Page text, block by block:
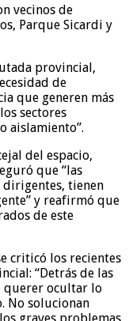
vecinos de
Parque Sicardi y
provincial,
de
que generen más
sectores
aislamiento”.
del espacio,
que “las
tienen
y reafirmó que
de este
criticó los recientes
“Detrás de las
querer ocultar lo
No solucionan